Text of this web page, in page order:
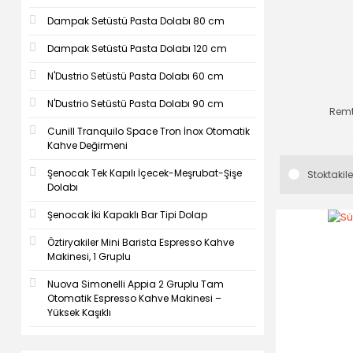
Dampak Setüstü Pasta Dolabı 80 cm
Dampak Setüstü Pasta Dolabı 120 cm
N'Dustrio Setüstü Pasta Dolabı 60 cm
N'Dustrio Setüstü Pasta Dolabı 90 cm
Cunill Tranquilo Space Tron İnox Otomatik
Kahve Değirmeni
Şenocak Tek Kapılı İçecek-Meşrubat-Şişe
Dolabı
Şenocak İki Kapaklı Bar Tipi Dolap
Öztiryakiler Mini Barista Espresso Kahve
Makinesi, 1 Gruplu
Nuova Simonelli Appia 2 Gruplu Tam
Otomatik Espresso Kahve Makinesi –
Yüksek Kaşıklı